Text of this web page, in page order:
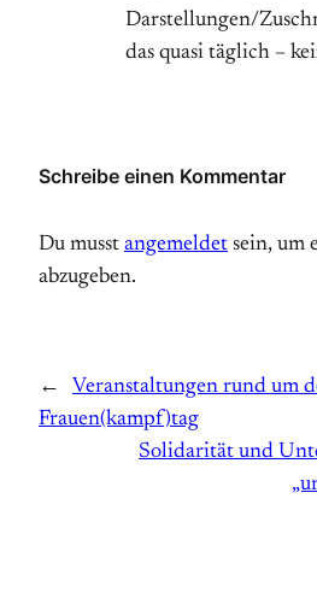
Darstellungen/
das quasi täglich –
Schreibe einen Kommentar
Du musst angemeldet sein, um
abzugeben.
←
Veranstaltungen rund um
Frauen(kampf)tag
Solidarität und